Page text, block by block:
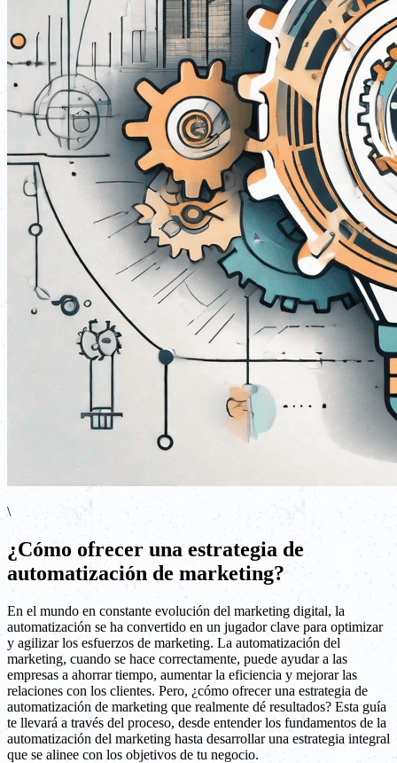
\
¿Cómo ofrecer una estrategia de
automatización de marketing?
En el mundo en constante evolución del marketing digital, la
automatización se ha convertido en un jugador clave para optimizar
y agilizar los esfuerzos de marketing. La automatización del
marketing, cuando se hace correctamente, puede ayudar a las
empresas a ahorrar tiempo, aumentar la eficiencia y mejorar las
relaciones con los clientes. Pero, ¿cómo ofrecer una estrategia de
automatización de marketing que realmente dé resultados? Esta guía
te llevará a través del proceso, desde entender los fundamentos de la
automatización del marketing hasta desarrollar una estrategia integral
que se alinee con los objetivos de tu negocio.